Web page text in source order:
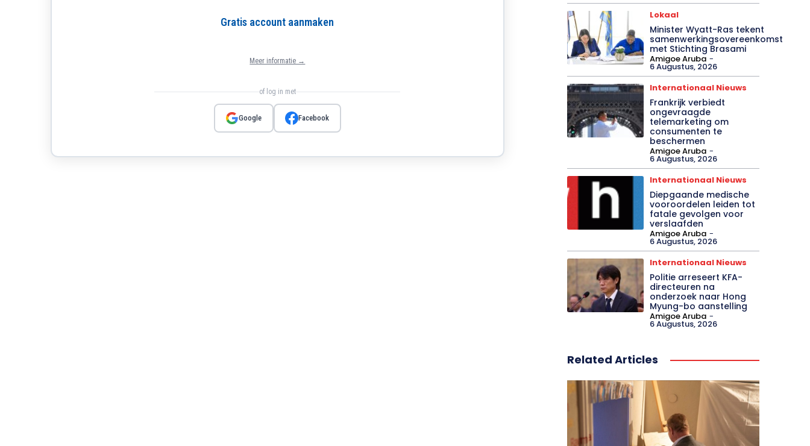
Gratis account aanmaken
Meer informatie →
of log in met
Google Facebook
Lokaal
Minister Wyatt-Ras tekent
samenwerkingsovereenkomst
met Stichting Brasami
Amigoe Aruba -
6 Augustus, 2026
Internationaal Nieuws
Frankrijk verbiedt
ongevraagde
telemarketing om
consumenten te
beschermen
Amigoe Aruba -
6 Augustus, 2026
Internationaal Nieuws
Diepgaande medische
vooroordelen leiden tot
fatale gevolgen voor
verslaafden
Amigoe Aruba -
6 Augustus, 2026
Internationaal Nieuws
Politie arreseert KFA-
directeuren na
onderzoek naar Hong
Myung-bo aanstelling
Amigoe Aruba -
6 Augustus, 2026
Related Articles